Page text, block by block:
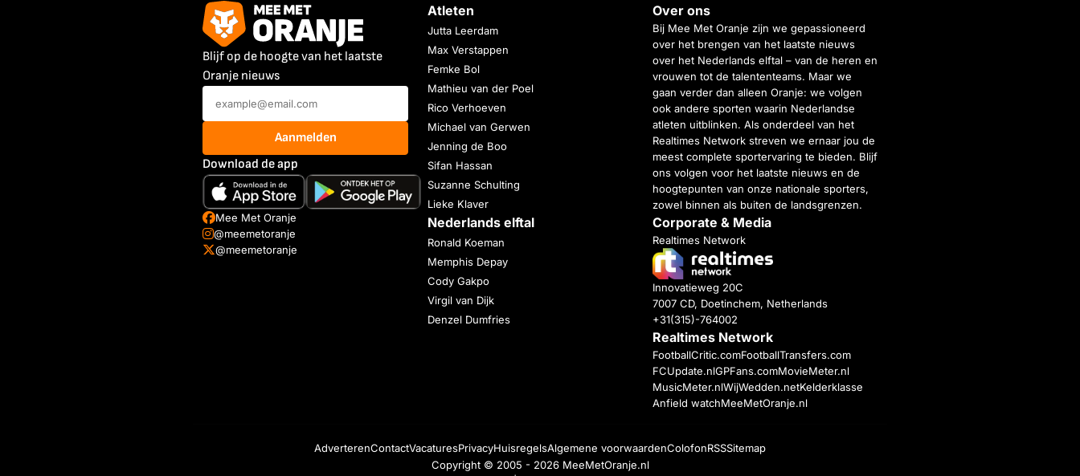
Blijf op de hoogte van het laatste
Oranje nieuws
Aanmelden
Download de app
Mee Met Oranje
@meemetoranje
@meemetoranje
Atleten
Jutta Leerdam
Max Verstappen
Femke Bol
Mathieu van der Poel
Rico Verhoeven
Michael van Gerwen
Jenning de Boo
Sifan Hassan
Suzanne Schulting
Lieke Klaver
Nederlands elftal
Ronald Koeman
Memphis Depay
Cody Gakpo
Virgil van Dijk
Denzel Dumfries
Over ons
Bij Mee Met Oranje zijn we gepassioneerd
over het brengen van het laatste nieuws
over het Nederlands elftal – van de heren en
vrouwen tot de talententeams. Maar we
gaan verder dan alleen Oranje: we volgen
ook andere sporten waarin Nederlandse
atleten uitblinken. Als onderdeel van het
Realtimes Network streven we ernaar jou de
meest complete sportervaring te bieden. Blijf
ons volgen voor het laatste nieuws en de
hoogtepunten van onze nationale sporters,
zowel binnen als buiten de landsgrenzen.
Corporate & Media
Realtimes Network
Innovatieweg 20C
7007 CD, Doetinchem, Netherlands
+31(315)-764002
Realtimes Network
FootballCritic.comFootballTransfers.com
FCUpdate.nlGPFans.comMovieMeter.nl
MusicMeter.nlWijWedden.netKelderklasse
Anfield watchMeeMetOranje.nl
AdverterenContactVacaturesPrivacyHuisregelsAlgemene voorwaardenColofonRSSSitemap
Copyright © 2005 - 2026 MeeMetOranje.nl